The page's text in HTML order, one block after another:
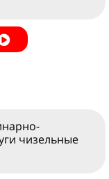
чизельные